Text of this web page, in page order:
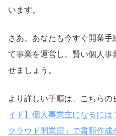
います。
さあ、あなたも今すぐ開業
て事業を運営し、賢い個人事
せましょう。
より詳しい手順は、こちらの
イド】個人事業主になるに
クラウド開業届」で書類作